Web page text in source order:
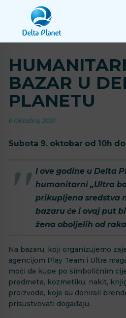
BAZAR U
PLANETU
6 Oktobra, 2021
Subota 9. oktobar od 10h do
I ove godine u Delta
humanitarni „Ultra
prikupljena sredstva
bazaru će i ovaj put
žena oboljelih od
Na bazaru, koji organizujemo
agencijom Play Team i Ultra
moći da kupe po simboličnim
predmete, kozmetiku, nakit,
proizvode, koje su donirali
prisustvovati događaju.